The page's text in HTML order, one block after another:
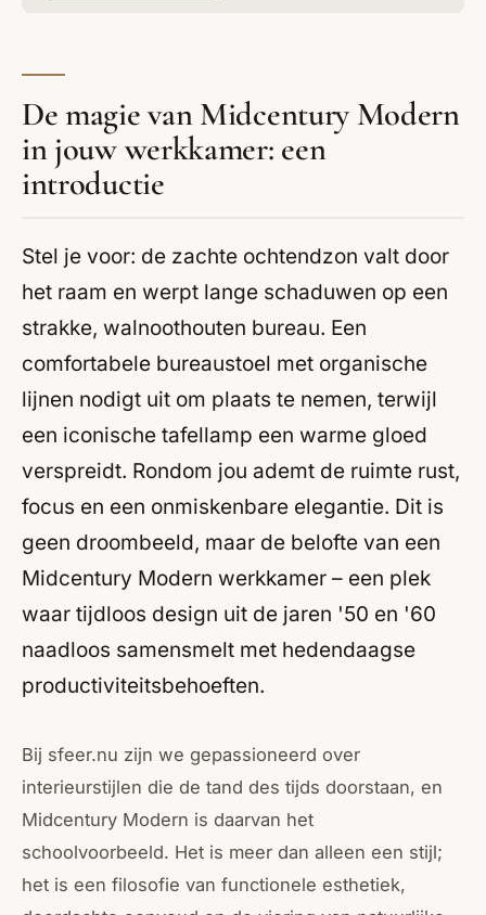
De magie van Midcentury Modern
in jouw werkkamer: een
introductie
Stel je voor: de zachte ochtendzon valt door
het raam en werpt lange schaduwen op een
strakke, walnoothouten bureau. Een
comfortabele bureaustoel met organische
lijnen nodigt uit om plaats te nemen, terwijl
een iconische tafellamp een warme gloed
verspreidt. Rondom jou ademt de ruimte rust,
focus en een onmiskenbare elegantie. Dit is
geen droombeeld, maar de belofte van een
Midcentury Modern werkkamer – een plek
waar tijdloos design uit de jaren '50 en '60
naadloos samensmelt met hedendaagse
productiviteitsbehoeften.
Bij sfeer.nu zijn we gepassioneerd over
interieurstijlen die de tand des tijds doorstaan, en
Midcentury Modern is daarvan het
schoolvoorbeeld. Het is meer dan alleen een stijl;
het is een filosofie van functionele esthetiek,